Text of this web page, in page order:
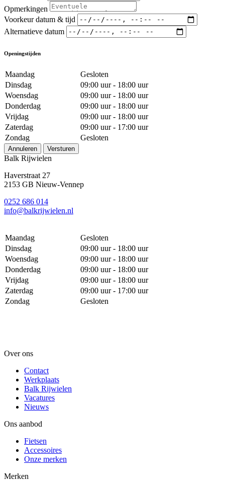
Opmerkingen
Voorkeur datum & tijd
Alternatieve datum
Openingstijden
Maandag
Gesloten
Dinsdag
09:00 uur - 18:00 uur
Woensdag
09:00 uur - 18:00 uur
Donderdag
09:00 uur - 18:00 uur
Vrijdag
09:00 uur - 18:00 uur
Zaterdag
09:00 uur - 17:00 uur
Zondag
Gesloten
Annuleren Versturen
Balk Rijwielen
Haverstraat 27
2153 GB Nieuw-Vennep
0252 686 014
info@balkrijwielen.nl
Maandag
Gesloten
Dinsdag
09:00 uur - 18:00 uur
Woensdag
09:00 uur - 18:00 uur
Donderdag
09:00 uur - 18:00 uur
Vrijdag
09:00 uur - 18:00 uur
Zaterdag
09:00 uur - 17:00 uur
Zondag
Gesloten
Over ons
Contact
Werkplaats
Balk Rijwielen
Vacatures
Nieuws
Ons aanbod
Fietsen
Accessoires
Onze merken
Merken